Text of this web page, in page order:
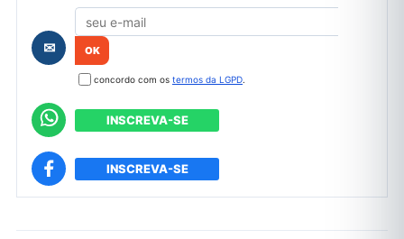
✉
concordo com os termos da LGPD.
INSCREVA-SE
INSCREVA-SE